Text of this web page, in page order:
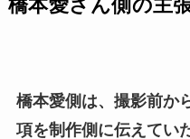
橋本愛さん側の主
橋本愛側は、撮影前か
項を制作側に伝えてい